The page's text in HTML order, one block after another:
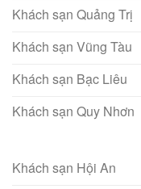
Khách sạn Quảng Trị
Khách sạn Vũng Tàu
Khách sạn Bạc Liêu
Khách sạn Quy Nhơn
Khách sạn Hội An